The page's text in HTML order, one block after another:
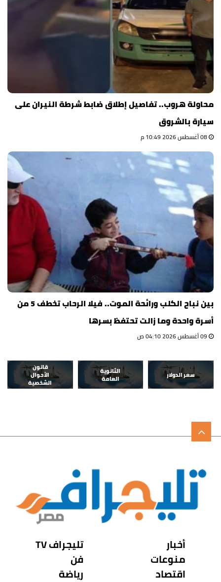
محاولة هروب.. تفاصيل إطلاق ضابط شرطة النيران على
سيارة بالشروق
بين نباح الكلب ورائحة الموت.. فيلا الرحاب تخطف 5 من
أسرة واحدة وما زالت تحتفظ بسرها
سعر الدولار
الثانوية
العامة
قانون
الأحوال
الشخصية
أخبار
منوعات
اقتصاد
تليجراف TV
فن
رياضة